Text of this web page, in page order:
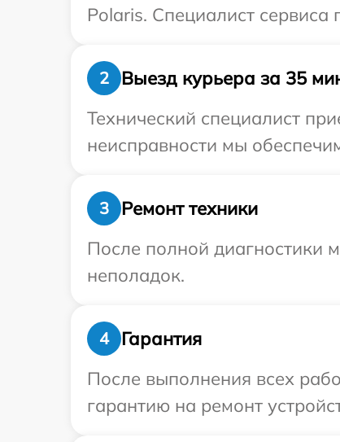
Polaris. Специалист
2
Выезд курьера за 35
Технический специалист
неисправности мы
3
Ремонт техники
После полной диагностики
неполадок.
4
Гарантия
После выполнения всех
гарантию на ремонт